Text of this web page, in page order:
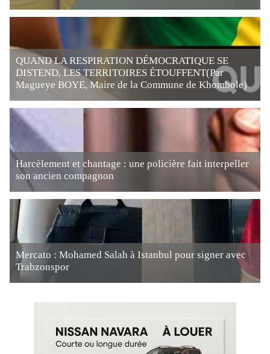
QUAND LA RESPIRATION DÉMOCRATIQUE SE
DISTEND, LES TERRITOIRES ÉTOUFFENT(Par
Magueye BOYE, Maire de la Commune de Khombole)
Harcèlement et chantage : une policière fait interpeller
son ancien compagnon
Mercato : Mohamed Salah à Istanbul pour signer avec
Trabzonspor